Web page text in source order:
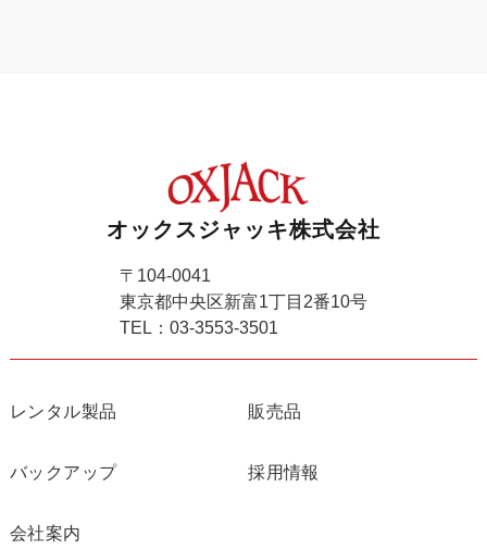
オックスジャッキ株式会社
〒104-0041
東京都中央区新富1丁目2番10号
TEL：03-3553-3501
レンタル製品 販売品
バックアップ 採用情報
会社案内